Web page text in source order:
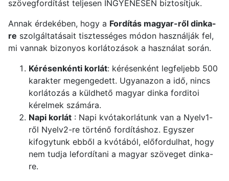
szövegfordítást teljesen INGYENESEN biztosítjuk.
Annak érdekében, hogy a Fordítás magyar-ről dinka-
re szolgáltatásait tisztességes módon használják fel,
mi vannak bizonyos korlátozások a használat során.
Kérésenkénti korlát: kérésenként legfeljebb 500
karakter megengedett. Ugyanazon a idő, nincs
korlátozás a küldhető magyar dinka forditoi
kérelmek számára.
Napi korlát: Napi kvótakorlátunk van a Nyelv1-
ről Nyelv2-re történő fordításhoz. Egyszer
kifogytunk ebből a kvótából, előfordulhat, hogy
nem tudja lefordítani a magyar szöveget dinka-
re.